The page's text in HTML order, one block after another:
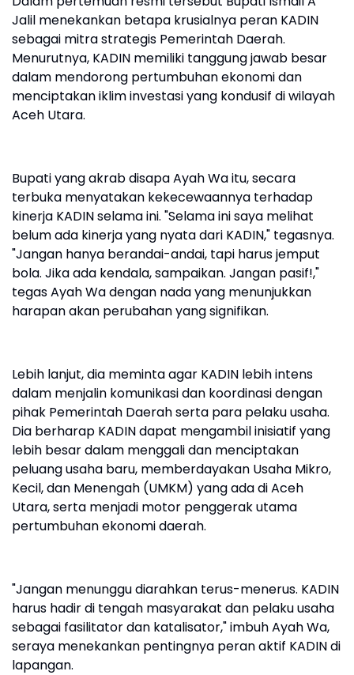
Jalil menekankan betapa krusialnya peran KADIN
sebagai mitra strategis Pemerintah Daerah.
Menurutnya, KADIN memiliki tanggung jawab besar
dalam mendorong pertumbuhan ekonomi dan
menciptakan iklim investasi yang kondusif di wilayah
Aceh Utara.
Bupati yang akrab disapa Ayah Wa itu, secara
terbuka menyatakan kekecewaannya terhadap
kinerja KADIN selama ini. "Selama ini saya melihat
belum ada kinerja yang nyata dari KADIN," tegasnya.
"Jangan hanya berandai-andai, tapi harus jemput
bola. Jika ada kendala, sampaikan. Jangan pasif!,"
tegas Ayah Wa dengan nada yang menunjukkan
harapan akan perubahan yang signifikan.
Lebih lanjut, dia meminta agar KADIN lebih intens
dalam menjalin komunikasi dan koordinasi dengan
pihak Pemerintah Daerah serta para pelaku usaha.
Dia berharap KADIN dapat mengambil inisiatif yang
lebih besar dalam menggali dan menciptakan
peluang usaha baru, memberdayakan Usaha Mikro,
Kecil, dan Menengah (UMKM) yang ada di Aceh
Utara, serta menjadi motor penggerak utama
pertumbuhan ekonomi daerah.
"Jangan menunggu diarahkan terus-menerus. KADIN
harus hadir di tengah masyarakat dan pelaku usaha
sebagai fasilitator dan katalisator," imbuh Ayah Wa,
seraya menekankan pentingnya peran aktif KADIN di
lapangan.